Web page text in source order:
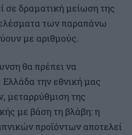
σε δραματική μείωση της
των παραπάνω
με αριθμούς.
θα πρέπει να
την εθνική μας
μεταρρύθμιση της
με βάση τη βλάβη: η
προϊόντων αποτελεί